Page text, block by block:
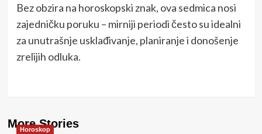
Bez obzira na horoskopski znak, ova sedmica nosi
zajedničku poruku – mirniji periodi često su idealni
za unutrašnje usklađivanje, planiranje i donošenje
zrelijih odluka.
More Stories
Horoskop